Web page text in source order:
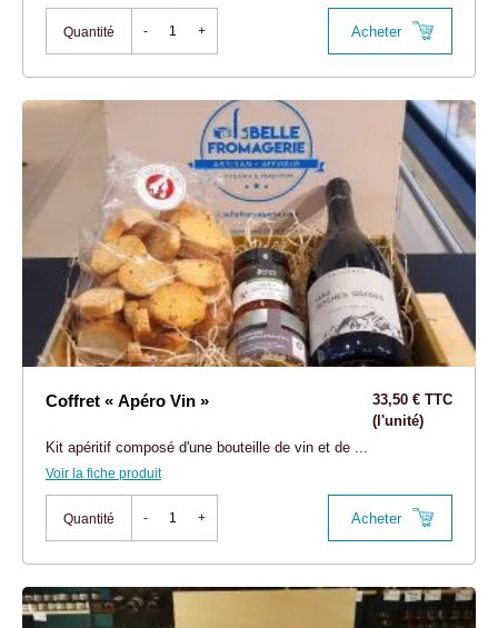
Quantité - + Acheter
Coffret « Apéro Vin »
33,50 € TTC
(l'unité)
Kit apéritif composé d'une bouteille de vin et de ...
Voir la fiche produit
Quantité - + Acheter